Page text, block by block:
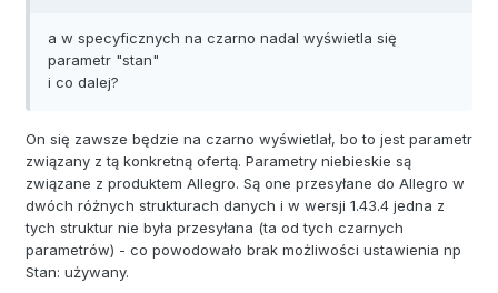
a w specyficznych na czarno nadal wyświetla się
parametr "stan"
i co dalej?
On się zawsze będzie na czarno wyświetlał, bo to jest parametr
związany z tą konkretną ofertą. Parametry niebieskie są
związane z produktem Allegro. Są one przesyłane do Allegro w
dwóch różnych strukturach danych i w wersji 1.43.4 jedna z
tych struktur nie była przesyłana (ta od tych czarnych
parametrów) - co powodowało brak możliwości ustawienia np
Stan: używany.